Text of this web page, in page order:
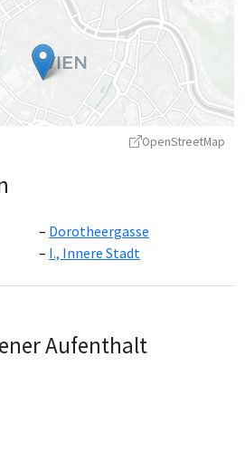
OpenStreetMap
Dorotheergasse
I., Innere Stadt
Aufenthalt